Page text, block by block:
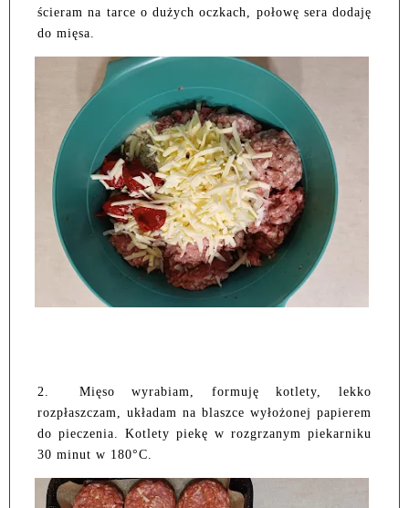
ścieram na tarce o dużych oczkach, połowę sera dodaję
do mięsa.
2.
Mięso wyrabiam, formuję kotlety, lekko
rozpłaszczam, układam na blaszce wyłożonej papierem
do pieczenia. Kotlety piekę w rozgrzanym piekarniku
30 minut w 180°C.